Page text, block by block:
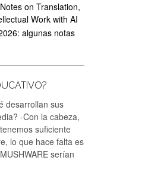
on Translation,
Work with AI
algunas notas
desarrollan sus
-Con la cabeza,
suficiente
lo que hace falta es
serían